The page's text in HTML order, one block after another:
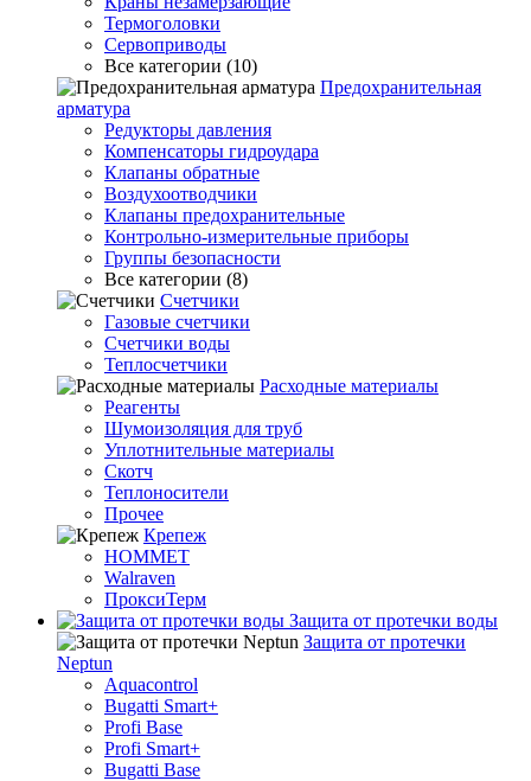
Термоголовки
Сервоприводы
Все категории (10)
Предохранительная
арматура
Редукторы давления
Компенсаторы гидроудара
Клапаны обратные
Воздухоотводчики
Клапаны предохранительные
Контрольно-измерительные приборы
Группы безопасности
Все категории (8)
Счетчики
Газовые счетчики
Счетчики воды
Теплосчетчики
Расходные материалы
Реагенты
Шумоизоляция для труб
Уплотнительные материалы
Скотч
Теплоносители
Прочее
Крепеж
HOMMET
Walraven
ПроксиТерм
Защита от протечки воды
Защита от протечки
Neptun
Aquacontrol
Bugatti Smart+
Profi Base
Profi Smart+
Bugatti Base